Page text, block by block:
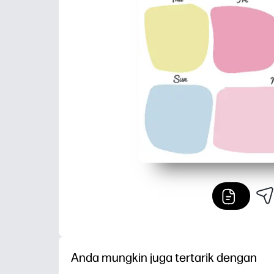
Anda mungkin juga tertarik dengan